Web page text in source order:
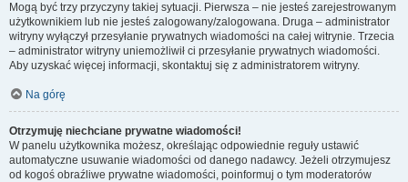
Mogą być trzy przyczyny takiej sytuacji. Pierwsza – nie jesteś zarejestrowanym
użytkownikiem lub nie jesteś zalogowany/zalogowana. Druga – administrator
witryny wyłączył przesyłanie prywatnych wiadomości na całej witrynie. Trzecia
– administrator witryny uniemożliwił ci przesyłanie prywatnych wiadomości.
Aby uzyskać więcej informacji, skontaktuj się z administratorem witryny.
Na górę
Otrzymuję niechciane prywatne wiadomości!
W panelu użytkownika możesz, określając odpowiednie reguły ustawić
automatyczne usuwanie wiadomości od danego nadawcy. Jeżeli otrzymujesz
od kogoś obraźliwe prywatne wiadomości, poinformuj o tym moderatorów